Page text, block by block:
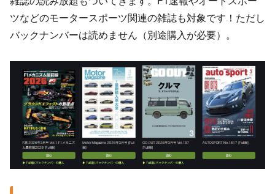
ツなどのモータースポーツ関連の雑誌も対象です！ただし
バックナンバーは読めません（別途購入が必要）。